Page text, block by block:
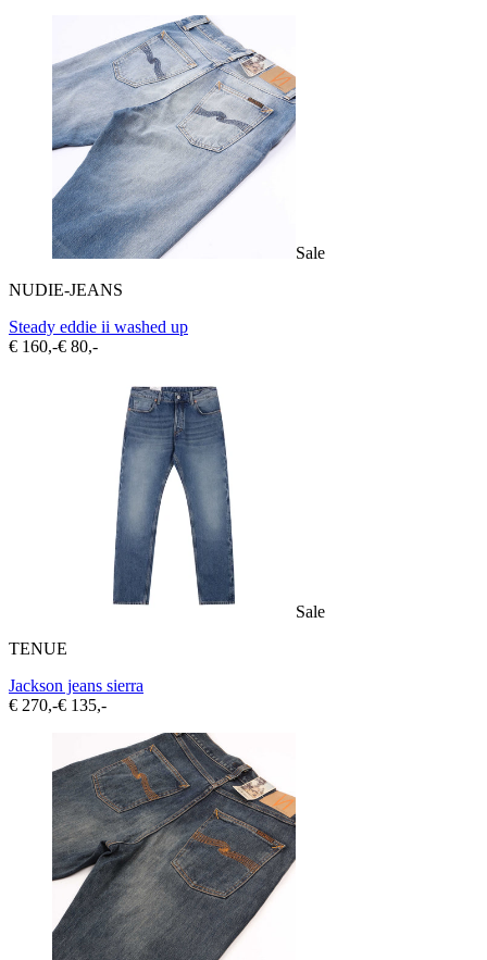
Sale
NUDIE-JEANS
Steady eddie ii washed up
€ 160,-€ 80,-
Sale
TENUE
Jackson jeans sierra
€ 270,-€ 135,-